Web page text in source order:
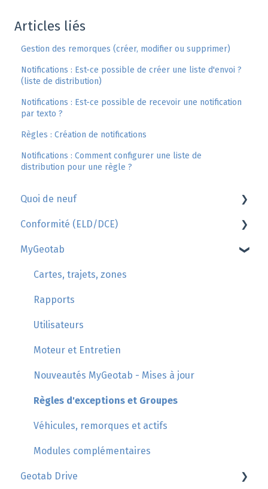
Articles liés
Gestion des remorques (créer, modifier ou supprimer)
Notifications : Est-ce possible de créer une liste d'envoi ?
(liste de distribution)
Notifications : Est-ce possible de recevoir une notification
par texto ?
Règles : Création de notifications
Notifications : Comment configurer une liste de
distribution pour une règle ?
Quoi de neuf
Geotab
GoSight
Conformité (ELD/DCE)
AttriX Conformité
Gestion des fiches journalières (HOS/Logbook)
Réglementation des Heures de services et de
MyGeotab
Cartes, trajets, zones
Rapports
Utilisateurs
Moteur et Entretien
Nouveautés MyGeotab - Mises à jour
Règles d'exceptions et Groupes
Véhicules, remorques et actifs
Modules complémentaires
Geotab Drive